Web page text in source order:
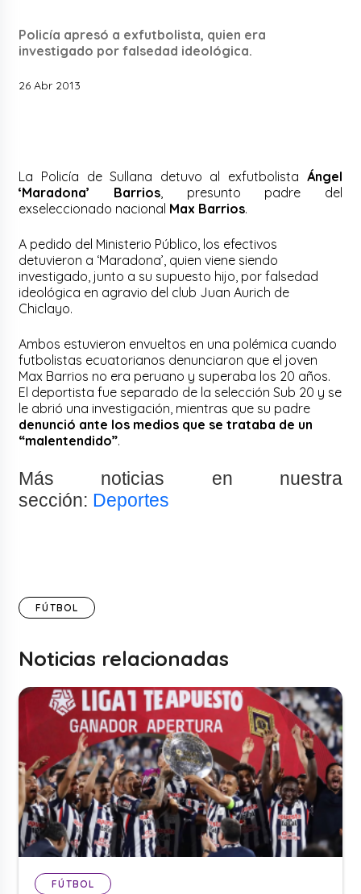
Policía apresó a exfutbolista, quien era
investigado por falsedad ideológica.
26 Abr 2013
La Policía de Sullana detuvo al exfutbolista Ángel
‘Maradona’ Barrios, presunto padre del
exseleccionado nacional Max Barrios.
A pedido del Ministerio Público, los efectivos
detuvieron a ‘Maradona’, quien viene siendo
investigado, junto a su supuesto hijo, por falsedad
ideológica en agravio del club Juan Aurich de
Chiclayo.
Ambos estuvieron envueltos en una polémica cuando
futbolistas ecuatorianos denunciaron que el joven
Max Barrios no era peruano y superaba los 20 años.
El deportista fue separado de la selección Sub 20 y se
le abrió una investigación, mientras que su padre
denunció ante los medios que se trataba de un
“malentendido”.
Más noticias en nuestra
sección: Deportes
FÚTBOL
Noticias relacionadas
FÚTBOL